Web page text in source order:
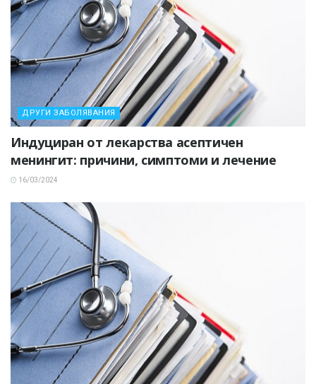
ДРУГИ ЗАБОЛЯВАНИЯ
Индуциран от лекарства асептичен
менингит: причини, симптоми и лечение
16/03/2024